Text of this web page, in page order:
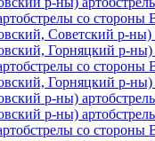
со
Советский р-
Горняцкий р-
со
Горняцкий р-
р-ны)
р-ны)
со